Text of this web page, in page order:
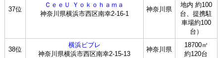
37位
ＣｅｅＵ Ｙｏｋｏｈａｍａ
神奈川県横浜市西区南幸2-16-1
神奈川県
地内 約100
台、提携駐
車場約100
台）
38位
横浜ビブレ
神奈川県横浜市西区南幸2-15-13
神奈川県
18700㎡
約120台